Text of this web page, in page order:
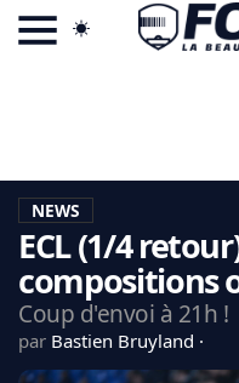
LA CHARTE
VIE PRIVÉE
CGU
CONTACTEZ-NOUS
NEWS
ECL (1/4
compositions
Coup d'envoi à 21h !
par Bastien Bruyland